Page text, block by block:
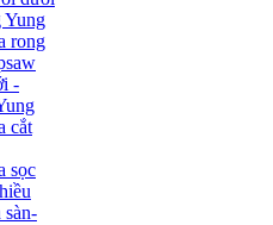
Yung
rong
-
cắt
sọc